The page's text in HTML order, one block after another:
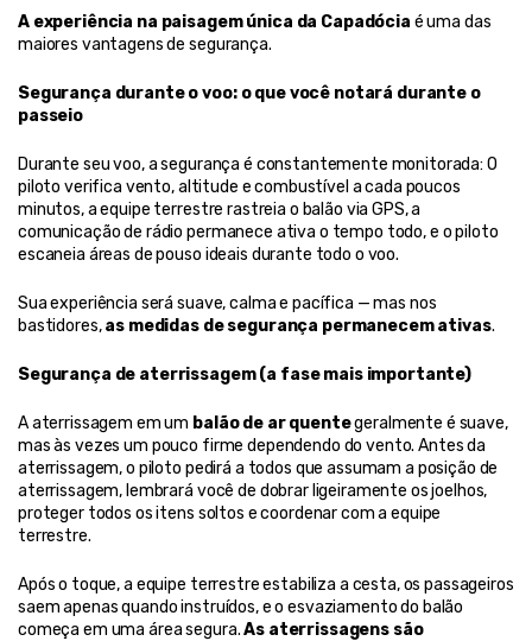
A experiência na paisagem única da Capadócia é uma das
maiores vantagens de segurança.
Segurança durante o voo: o que você notará durante o
passeio
Durante seu voo, a segurança é constantemente monitorada: O
piloto verifica vento, altitude e combustível a cada poucos
minutos, a equipe terrestre rastreia o balão via GPS, a
comunicação de rádio permanece ativa o tempo todo, e o piloto
escaneia áreas de pouso ideais durante todo o voo.
Sua experiência será suave, calma e pacífica — mas nos
bastidores, as medidas de segurança permanecem ativas.
Segurança de aterrissagem (a fase mais importante)
A aterrissagem em um balão de ar quente geralmente é suave,
mas às vezes um pouco firme dependendo do vento. Antes da
aterrissagem, o piloto pedirá a todos que assumam a posição de
aterrissagem, lembrará você de dobrar ligeiramente os joelhos,
proteger todos os itens soltos e coordenar com a equipe
terrestre.
Após o toque, a equipe terrestre estabiliza a cesta, os passageiros
saem apenas quando instruídos, e o esvaziamento do balão
começa em uma área segura. As aterrissagens são